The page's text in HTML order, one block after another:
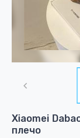
1
of
Xiaomei
плечо